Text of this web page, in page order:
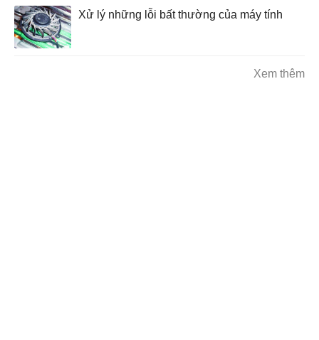
Xử lý những lỗi bất thường của máy tính
Xem thêm